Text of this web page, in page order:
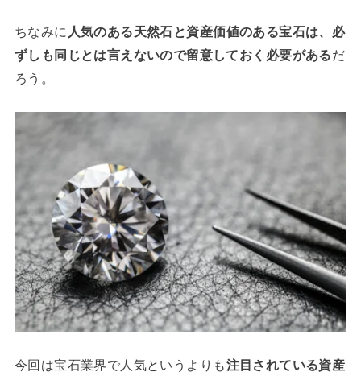
ちなみに 人気のある天然石と資産価値のある宝石は、必
ずしも同じとは言えないので留意しておく必要があるだ
ろう。
今回は宝石業界で人気というよりも注目されている資産